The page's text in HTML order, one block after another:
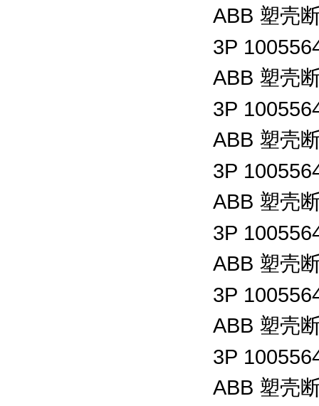
ABB 塑壳
3P
ABB 塑壳
3P
ABB 塑壳
3P
ABB 塑壳
3P
ABB 塑壳
3P
ABB 塑壳
3P
ABB 塑壳